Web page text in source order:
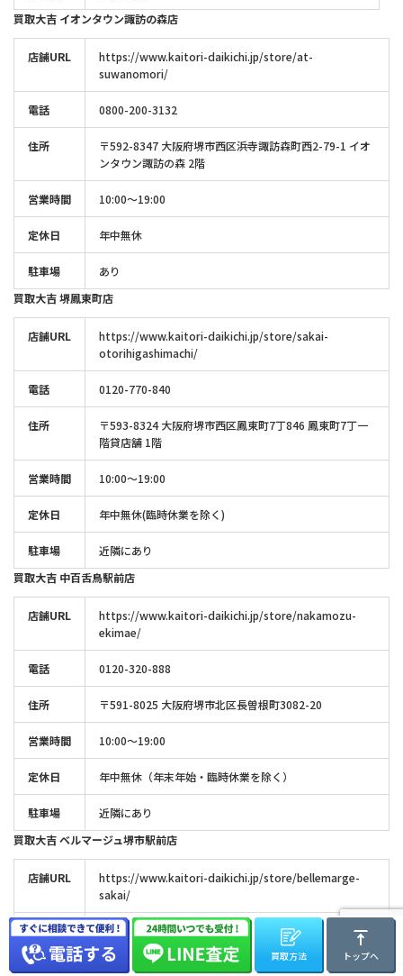
買取大吉 イオンタウン諏訪の森店
店舗URL
https://www.kaitori-daikichi.jp/store/at-
suwanomori/
電話 0800-200-3132
住所
〒592-8347 大阪府堺市西区浜寺諏訪森町西2-79-1 イオ
ンタウン諏訪の森 2階
営業時間 10:00～19:00
定休日 年中無休
駐車場
あり
買取大吉 堺鳳東町店
店舗URL
https://www.kaitori-daikichi.jp/store/sakai-
otorihigashimachi/
電話 0120-770-840
住所
〒593-8324 大阪府堺市西区鳳東町7丁846 鳳東町7丁一
階貸店舗 1階
営業時間 10:00～19:00
定休日 年中無休(臨時休業を除く)
駐車場
近隣にあり
買取大吉 中百舌鳥駅前店
店舗URL
https://www.kaitori-daikichi.jp/store/nakamozu-
ekimae/
電話 0120-320-888
住所 〒591-8025 大阪府堺市北区長曽根町3082-20
営業時間 10:00～19:00
定休日 年中無休（年末年始・臨時休業を除く）
駐車場
近隣にあり
買取大吉 ベルマージュ堺市駅前店
店舗URL
https://www.kaitori-daikichi.jp/store/bellemarge-
sakai/
電話 0120-466-500
住所
〒590-0014 大阪府堺市堺区田出井町1-1-113 ベルマー
買取方法 トップへ